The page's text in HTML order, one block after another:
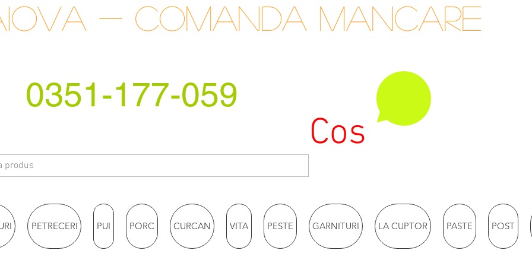
- comanda mancare
0351-177-059
Cos
PETRECERI PUI PORC CURCAN VITA PESTE GARNITURI LA CUPTOR PASTE POST